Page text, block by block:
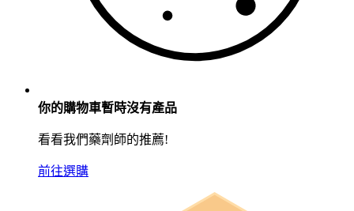
你的購物車暫時沒有產品
看看我們藥劑師的推薦!
前往選購